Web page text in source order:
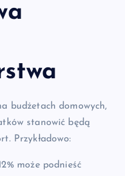
budżetach domowych,
stanowić będą
Przykładowo:
może podnieść